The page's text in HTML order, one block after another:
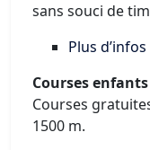
sans souci de
Plus d’infos
Courses enfants
Courses
1500 m.